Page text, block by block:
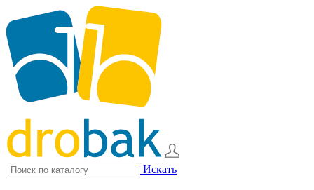
Искать